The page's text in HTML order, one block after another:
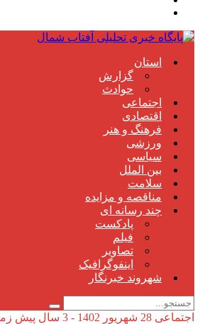
استان
گزارش
حوادث
اجتماعی
اقتصادی
فرهنگ و هنر
ورزشی
سیاسی
بین الملل
سلامت
مناقصه و مزایده
چند رسانه ای
پادکست
فیلم
تصاویر
اینفوگرافیک
شهروند خبرنگار
اجتماعی 28 شهریور 1402 - 3 سال پیش